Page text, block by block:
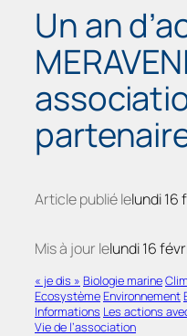
Un an
Article publié lelundi 16
Mis à jour lelundi 16
« je dis » Biologie marine
EcosystèmeEnvironnement
Informations Les actions
Vie de l’association